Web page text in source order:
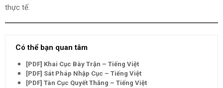
thực tế.
Có thể bạn quan tâm
[PDF] Khai Cục Bày Trận – Tiếng Việt
[PDF] Sát Pháp Nhập Cục – Tiếng Việt
[PDF] Tàn Cục Quyết Thắng – Tiếng Việt